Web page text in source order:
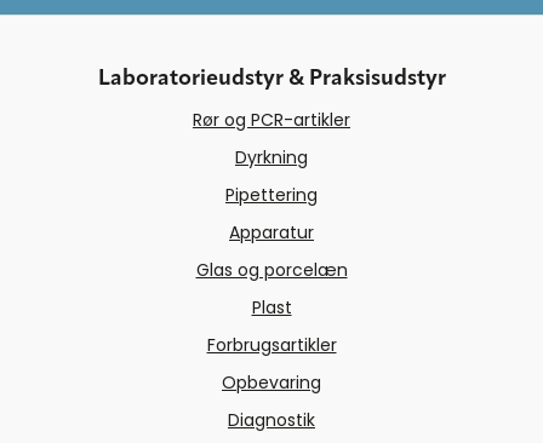
Laboratorieudstyr & Praksisudstyr
Rør og PCR-artikler
Dyrkning
Pipettering
Apparatur
Glas og porcelæn
Plast
Forbrugsartikler
Opbevaring
Diagnostik